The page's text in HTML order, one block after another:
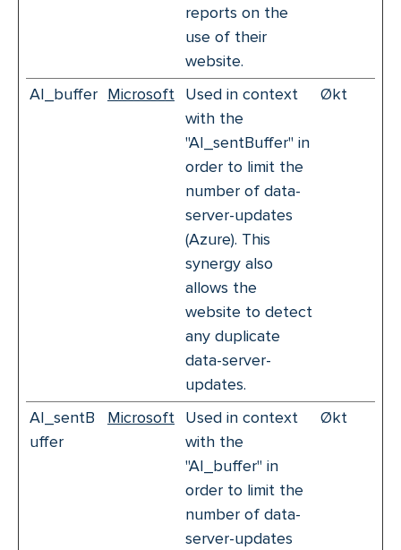
reports on the
use of their
website.
AI_buffer Microsoft Used in context
with the
"AI_sentBuffer" in
order to limit the
number of data-
server-updates
(Azure). This
synergy also
allows the
website to detect
any duplicate
data-server-
updates.
Økt
AI_sentB
uffer
Microsoft Used in context
with the
"AI_buffer" in
order to limit the
number of data-
server-updates
Økt